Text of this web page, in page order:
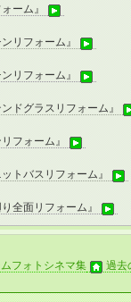
ーム』
リフォーム』
リフォーム』
ドグラスリフォーム』
フォーム』
トバスリフォーム』
全面リフォーム』
フォトシネマ集 過去